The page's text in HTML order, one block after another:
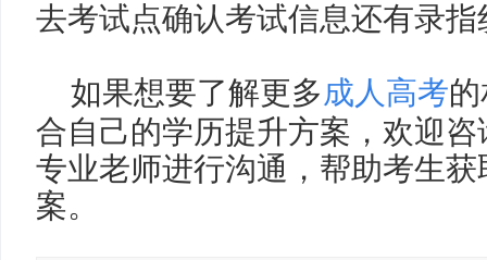
去考试点确认考试信息还有录指
如果想要了解更多成人高考
合自己的学历提升方案，欢迎
专业老师进行沟通，帮助考生
案。